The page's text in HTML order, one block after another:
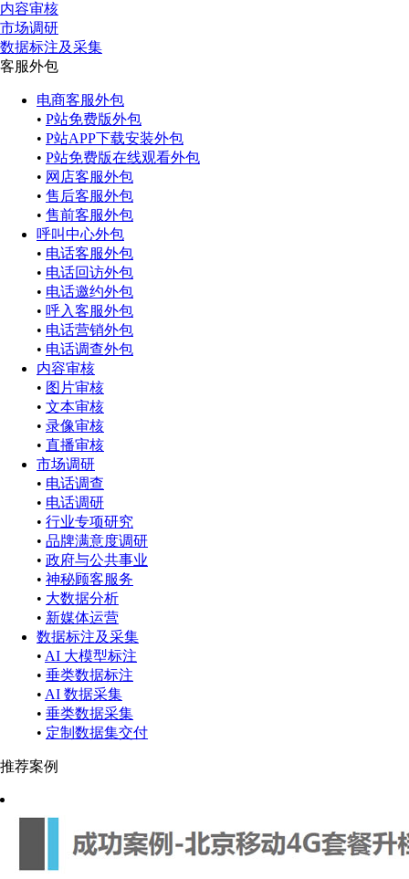
内容审核
市场调研
数据标注及采集
客服外包
电商客服外包
• P站免费版外包
• P站APP下载安装外包
• P站免费版在线观看外包
• 网店客服外包
• 售后客服外包
• 售前客服外包
呼叫中心外包
• 电话客服外包
• 电话回访外包
• 电话邀约外包
• 呼入客服外包
• 电话营销外包
• 电话调查外包
内容审核
• 图片审核
• 文本审核
• 录像审核
• 直播审核
市场调研
• 电话调查
• 电话调研
• 行业专项研究
• 品牌满意度调研
• 政府与公共事业
• 神秘顾客服务
• 大数据分析
• 新媒体运营
数据标注及采集
• AI 大模型标注
• 垂类数据标注
• AI 数据采集
• 垂类数据采集
• 定制数据集交付
推荐案例